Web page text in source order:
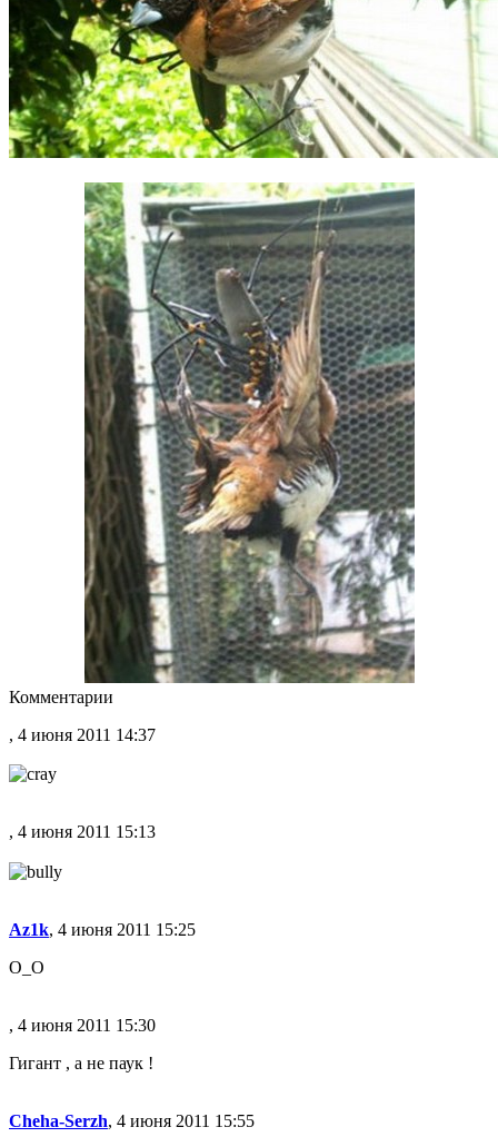
Комментарии
, 4 июня 2011 14:37
, 4 июня 2011 15:13
Az1k, 4 июня 2011 15:25
О_О
, 4 июня 2011 15:30
Гигант , а не паук !
Cheha-Serzh, 4 июня 2011 15:55